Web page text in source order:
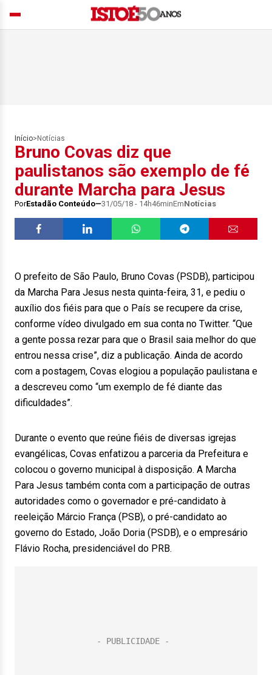
Início> Notícias
Bruno Covas diz que
paulistanos são exemplo de fé
durante Marcha para Jesus
PorEstadão Conteúdo 31/05/18 - 14h46minEmNotícias
O prefeito de São Paulo, Bruno Covas (PSDB), participou
da Marcha Para Jesus nesta quinta-feira, 31, e pediu o
auxílio dos fiéis para que o País se recupere da crise,
conforme vídeo divulgado em sua conta no Twitter. “Que
a gente possa rezar para que o Brasil saia melhor do que
entrou nessa crise”, diz a publicação. Ainda de acordo
com a postagem, Covas elogiou a população paulistana e
a descreveu como “um exemplo de fé diante das
dificuldades”.
Durante o evento que reúne fiéis de diversas igrejas
evangélicas, Covas enfatizou a parceria da Prefeitura e
colocou o governo municipal à disposição. A Marcha
Para Jesus também conta com a participação de outras
autoridades como o governador e pré-candidato à
reeleição Márcio França (PSB), o pré-candidato ao
governo do Estado, João Doria (PSDB), e o empresário
Flávio Rocha, presidenciável do PRB.